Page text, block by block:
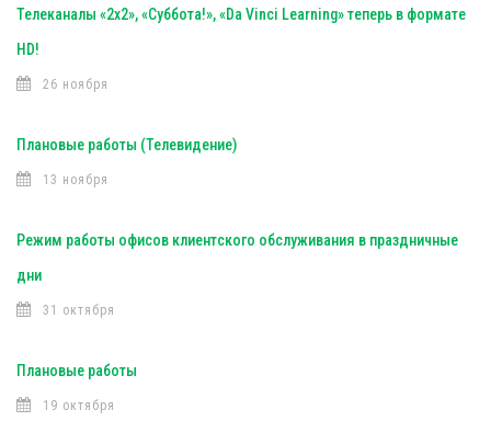
Телеканалы «2х2», «Суббота!», «Da Vinci Learning» теперь в формате
HD!
26 ноября
Плановые работы (Телевидение)
13 ноября
Режим работы офисов клиентского обслуживания в праздничные
дни
31 октября
Плановые работы
19 октября